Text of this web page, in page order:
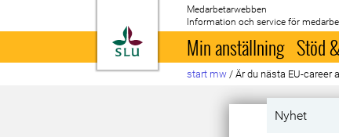
Till startsida
Medarbetarwebben
Information och service för
Min anställning Stöd
start mw / Är du nästa EU-career
Nyhet